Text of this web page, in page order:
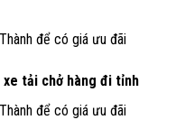
để có giá ưu đãi
tải chở hàng đi tỉnh
để có giá ưu đãi